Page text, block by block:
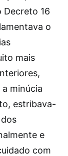
Decreto 16
o
mais
minúcia
estribava-
e
com